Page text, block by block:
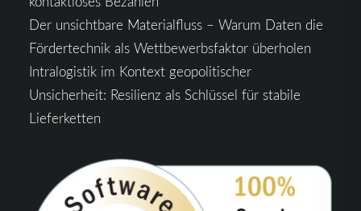
Der unsichtbare Materialfluss – Warum Daten die
Fördertechnik als Wettbewerbsfaktor überholen
Intralogistik im Kontext geopolitischer
Unsicherheit: Resilienz als Schlüssel für stabile
Lieferketten